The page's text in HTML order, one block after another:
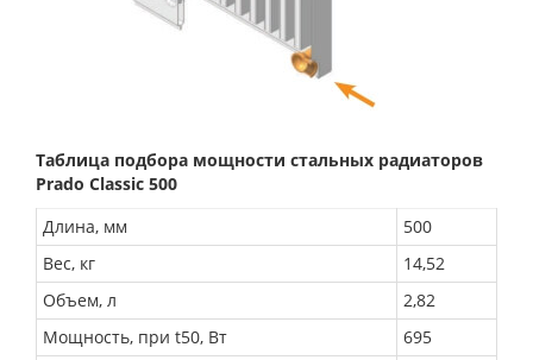
Таблица подбора мощности стальных радиаторов
Prado Classic 500
Длина, мм
500
Вес, кг
14,52
Объем, л
2,82
Мощность, при t50, Вт
695